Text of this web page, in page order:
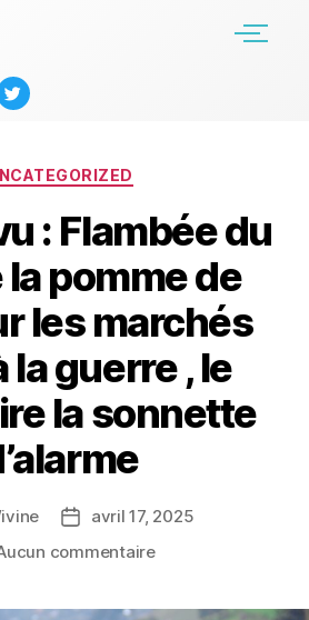
: Flambée du
pomme de
les marchés
la guerre , le
la sonnette
avril 17, 2025
commentaire